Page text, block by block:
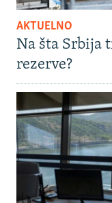
AKTUELNO
Na šta Srbija
rezerve?